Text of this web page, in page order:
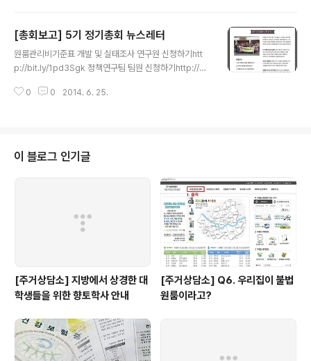
모습에 강사님도 열정적인 강연을 해주셨습니다^_^ 그리고
내용이 끝날 때마다 실제 자신의 경험을 바탕으로 한 청년
들의 폭풍같은 질문이 쏟아졌습니다. 강의 내용은 1. 건축
구성 3. 임대차 계약시 꼭 알아야 할 정보 였습니다. 실제
[총회보고] 5기 정기총회 뉴스레터
원룸관리비기준표 개발 및 실태조사 연구원 신청하기htt
p://bit.ly/1pd3Sgk 정책연구팀 팀원 신청하기http://go
메일로도 발송되었습니다.
0 0 2014. 6. 25.
이 블로그 인기글
[주거상담소] 지방에서 상경한 대
학생들을 위한 향토학사 안내
[주거상담소] Q6. 우리집이 불법
원룸이라고?